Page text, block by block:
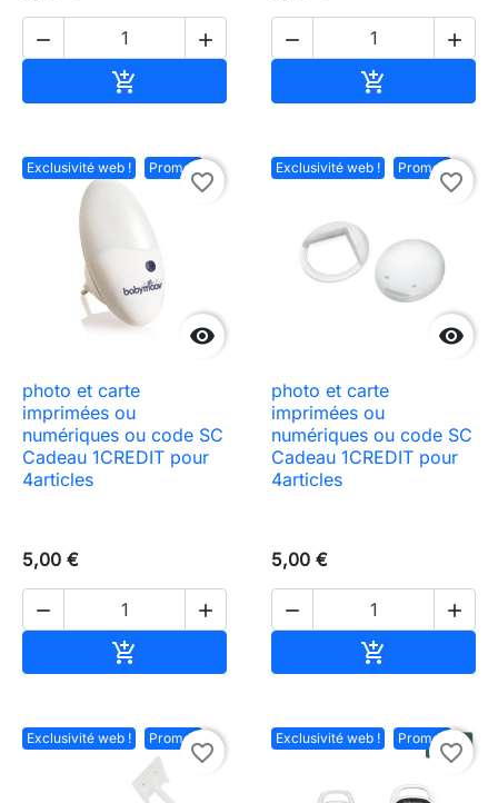
 

 

Exclusivité web ! Promo !

favorite_border
photo et carte
imprimées ou
numériques ou code SC
Cadeau 1CREDIT pour
4articles
5,00 €
 

Exclusivité web ! Promo !

favorite_border
photo et carte
imprimées ou
numériques ou code SC
Cadeau 1CREDIT pour
4articles
5,00 €
 

Exclusivité web ! Promo !
favorite_border
Exclusivité web ! Promo !
favorite_border